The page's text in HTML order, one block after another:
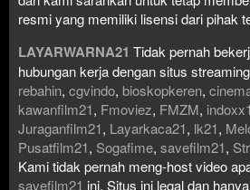
resmi yang memiliki lisensi dari pihak
LAYARWARNA21 Tidak pernah
hubungan kerja dengan situs
rebahin, cgvindo, bioskopkeren,
kawanfilm21, Fmoviez, FMZM, indoxx1
Juraganfilm21, Layarkaca21, lk21,
Pusatfilm21, Sogafime, savefilm21,
Kami tidak pernah meng-host video
savefilm21 ini. Situs ini legal dan